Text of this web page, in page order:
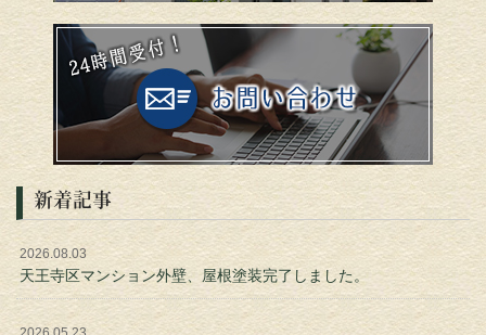
新着記事
2026.08.03
天王寺区マンション外壁、屋根塗装完了しました。